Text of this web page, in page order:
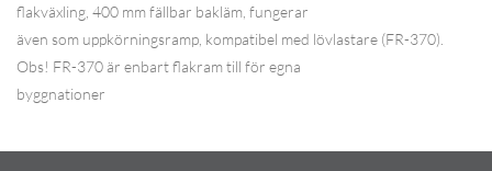
flakväxling, 400 mm fällbar bakläm, fungerar
även som uppkörningsramp, kompatibel med lövlastare (FR-370).
Obs! FR-370 är enbart flakram till för egna
byggnationer